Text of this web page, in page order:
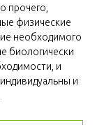
прочего,
физические
необходимого
биологически
и
и